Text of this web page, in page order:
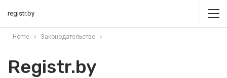
registr.by
Home Законодательство
Registr.by